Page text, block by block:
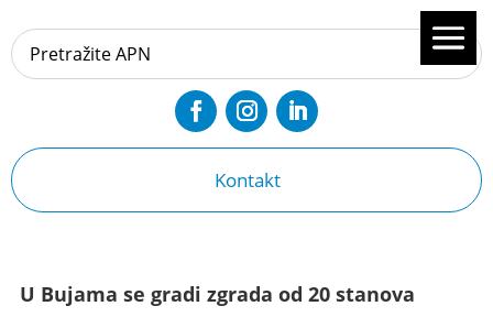
Kontakt
U Bujama se gradi zgrada od 20 stanova